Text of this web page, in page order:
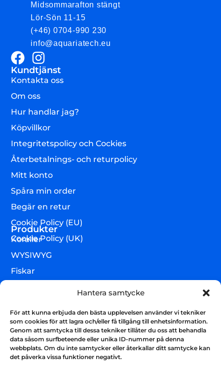
Hantera samtycke
För att kunna erbjuda den bästa upplevelsen använder vi tekniker
som cookies för att lagra och/eller få tillgång till enhetsinformation.
Genom att samtycka till dessa tekniker tillåter du oss att behandla
data såsom surfbeteende eller unika ID-nummer på denna
webbplats. Om du inte samtycker eller återkallar ditt samtycke kan
det påverka vissa funktioner negativt.
Midsommarafton stängt
Lör-Sön 11-15
(+46) 0704-990 230
info@aquariatech.eu
Kundtjänst
Kontakta oss
Om oss
Hur handlar jag?
Köpvillkor
Integritetspolicy och Cockies
Återbetalnings- och returpolicy
Mitt konto
Spåra min order
Begär en retur
Cookie Policy (EU)
Cookie Policy (UK)
Produkter
Koraller
WYSIWYG
Fiskar
Teknik & utrustning
Varumärken
Akvarium & sump
Nyhetsbrev